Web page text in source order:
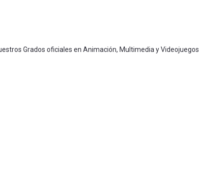
Grados oficiales en Animación, Multimedia y Videojuegos.